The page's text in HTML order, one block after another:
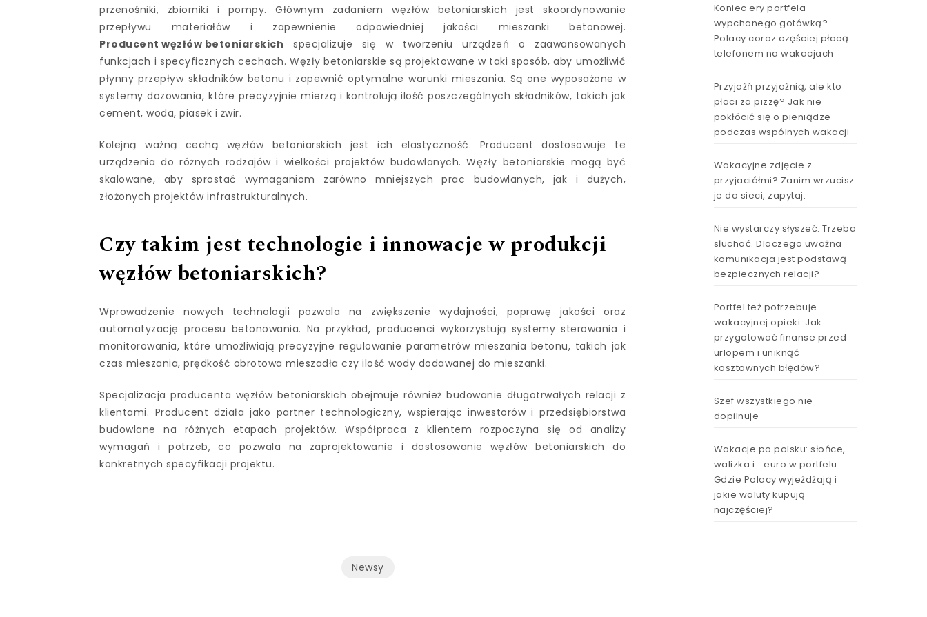
przenośniki, zbiorniki i pompy. Głównym zadaniem węzłów betoniarskich jest skoordynowanie
przepływu materiałów i zapewnienie odpowiedniej jakości mieszanki betonowej.
Producent węzłów betoniarskich specjalizuje się w tworzeniu urządzeń o zaawansowanych
funkcjach i specyficznych cechach. Węzły betoniarskie są projektowane w taki sposób, aby umożliwić
płynny przepływ składników betonu i zapewnić optymalne warunki mieszania. Są one wyposażone w
systemy dozowania, które precyzyjnie mierzą i kontrolują ilość poszczególnych składników, takich jak
cement, woda, piasek i żwir.
Kolejną ważną cechą węzłów betoniarskich jest ich elastyczność. Producent dostosowuje te
urządzenia do różnych rodzajów i wielkości projektów budowlanych. Węzły betoniarskie mogą być
skalowane, aby sprostać wymaganiom zarówno mniejszych prac budowlanych, jak i dużych,
złożonych projektów infrastrukturalnych.
Czy takim jest technologie i innowacje w produkcji
węzłów betoniarskich?
Wprowadzenie nowych technologii pozwala na zwiększenie wydajności, poprawę jakości oraz
automatyzację procesu betonowania. Na przykład, producenci wykorzystują systemy sterowania i
monitorowania, które umożliwiają precyzyjne regulowanie parametrów mieszania betonu, takich jak
czas mieszania, prędkość obrotowa mieszadła czy ilość wody dodawanej do mieszanki.
Specjalizacja producenta węzłów betoniarskich obejmuje również budowanie długotrwałych relacji z
klientami. Producent działa jako partner technologiczny, wspierając inwestorów i przedsiębiorstwa
budowlane na różnych etapach projektów. Współpraca z klientem rozpoczyna się od analizy
wymagań i potrzeb, co pozwala na zaprojektowanie i dostosowanie węzłów betoniarskich do
konkretnych specyfikacji projektu.
Newsy
Koniec ery portfela
wypchanego gotówką?
Polacy coraz częściej płacą
telefonem na wakacjach
Przyjaźń przyjaźnią, ale kto
płaci za pizzę? Jak nie
pokłócić się o pieniądze
podczas wspólnych wakacji
Wakacyjne zdjęcie z
przyjaciółmi? Zanim wrzucisz
je do sieci, zapytaj.
Nie wystarczy słyszeć. Trzeba
słuchać. Dlaczego uważna
komunikacja jest podstawą
bezpiecznych relacji?
Portfel też potrzebuje
wakacyjnej opieki. Jak
przygotować finanse przed
urlopem i uniknąć
kosztownych błędów?
Szef wszystkiego nie
dopilnuje
Wakacje po polsku: słońce,
walizka i… euro w portfelu.
Gdzie Polacy wyjeżdżają i
jakie waluty kupują
najczęściej?